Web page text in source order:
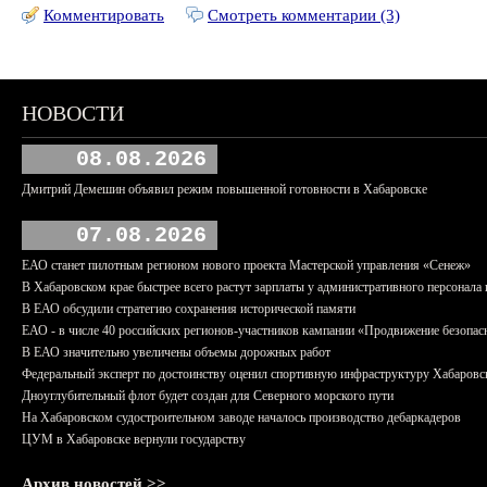
Комментировать Смотреть комментарии (3)
НОВОСТИ
08.08.2026
Дмитрий Демешин объявил режим повышенной готовности в Хабаровске
07.08.2026
ЕАО станет пилотным регионом нового проекта Мастерской управления «Сенеж»
В Хабаровском крае быстрее всего растут зарплаты у административного персонала
В ЕАО обсудили стратегию сохранения исторической памяти
ЕАО - в числе 40 российских регионов-участников кампании «Продвижение
В ЕАО значительно увеличены объемы дорожных работ
Федеральный эксперт по достоинству оценил спортивную инфраструктуру
Дноуглубительный флот будет создан для Северного морского пути
На Хабаровском судостроительном заводе началось производство дебаркадеров
ЦУМ в Хабаровске вернули государству